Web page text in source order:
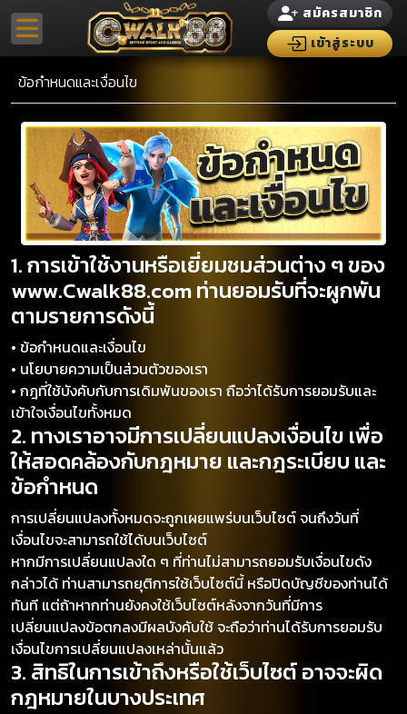
สมัครสมาชิก
เข้าสู่ระบบ
ข้อกำหนดและเงื่อนไข
1. การเข้าใช้งานหรือเยี่ยมชมส่วนต่าง ๆ ของ
www.Cwalk88.com ท่านยอมรับที่จะผูกพัน
ตามรายการดังนี้
• ข้อกำหนดและเงื่อนไข
• นโยบายความเป็นส่วนตัวของเรา
• กฎที่ใช้บังคับกับการเดิมพันของเรา ถือว่าได้รับการยอมรับและ
เข้าใจเงื่อนไขทั้งหมด
2. ทางเราอาจมีการเปลี่ยนแปลงเงื่อนไข เพื่อ
ให้สอดคล้องกับกฎหมาย และกฎระเบียบ และ
ข้อกำหนด
การเปลี่ยนแปลงทั้งหมดจะถูกเผยแพร่บนเว็บไซต์ จนถึงวันที่
เงื่อนไขจะสามารถใช้ได้บนเว็บไซต์
หากมีการเปลี่ยนแปลงใด ๆ ที่ท่านไม่สามารถยอมรับเงื่อนไขดัง
กล่าวได้ ท่านสามารถยุติการใช้เว็บไซต์นี้ หรือปิดบัญชีของท่านได้
ทันที แต่ถ้าหากท่านยังคงใช้เว็บไซต์หลังจากวันที่มีการ
เปลี่ยนแปลงข้อตกลงมีผลบังคับใช้ จะถือว่าท่านได้รับการยอมรับ
เงื่อนไขการเปลี่ยนแปลงเหล่านั้นแล้ว
3. สิทธิในการเข้าถึงหรือใช้เว็บไซต์ อาจจะผิด
กฎหมายในบางประเทศ